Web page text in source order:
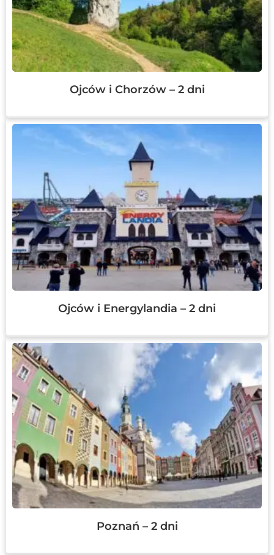
Ojców i Chorzów – 2 dni
Ojców i Energylandia – 2 dni
Poznań – 2 dni